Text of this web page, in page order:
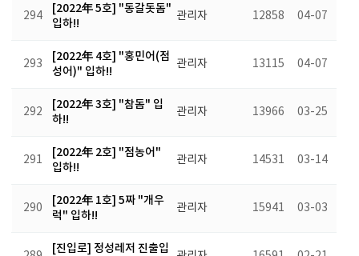
294
[2022年 5호] "동갈돗돔"
입하!!
관리자 12858 04-07
293
[2022年 4호] "홍민어(점
성어)" 입하!!
관리자 13115 04-07
292
[2022年 3호] "참돔" 입
하!!
관리자 13966 03-25
291
[2022年 2호] "점농어"
입하!!
관리자 14531 03-14
290
[2022年 1호] 5짜 "개우
럭" 입하!!
관리자 15941 03-03
[진입로] 정성레저 진출입